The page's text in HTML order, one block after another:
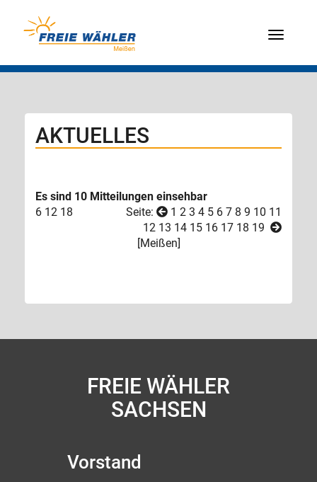
Menü
AKTUELLES
Es sind 10 Mitteilungen einsehbar
6 12 18 Seite: 1 2 3 4 5 6 7 8 9 10 11
12 13 14 15 16 17 18 19
[Meißen]
FREIE WÄHLER
SACHSEN
Vorstand